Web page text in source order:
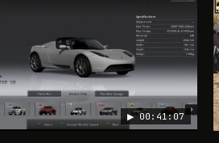
▶00:41:07